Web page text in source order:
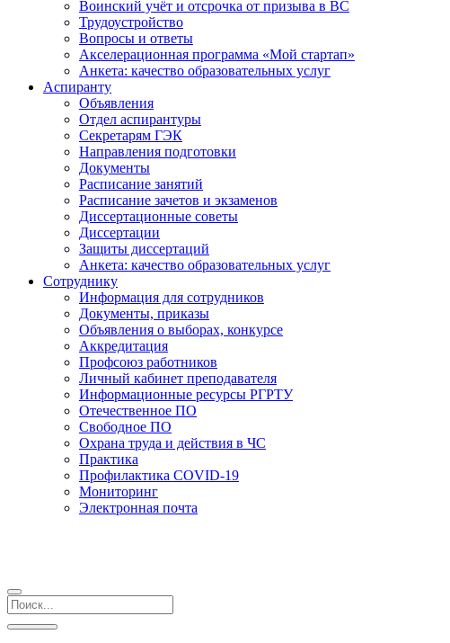
Воинский учёт и отсрочка от призыва в ВС
Трудоустройство
Вопросы и ответы
Акселерационная программа «Мой стартап»
Анкета: качество образовательных услуг
Аспиранту
Объявления
Отдел аспирантуры
Секретарям ГЭК
Направления подготовки
Документы
Расписание занятий
Расписание зачетов и экзаменов
Диссертационные советы
Диссертации
Защиты диссертаций
Анкета: качество образовательных услуг
Сотруднику
Информация для сотрудников
Документы, приказы
Объявления о выборах, конкурсе
Аккредитация
Профсоюз работников
Личный кабинет преподавателя
Информационные ресурсы РГРТУ
Отечественное ПО
Свободное ПО
Охрана труда и действия в ЧС
Практика
Профилактика COVID-19
Мониторинг
Электронная почта